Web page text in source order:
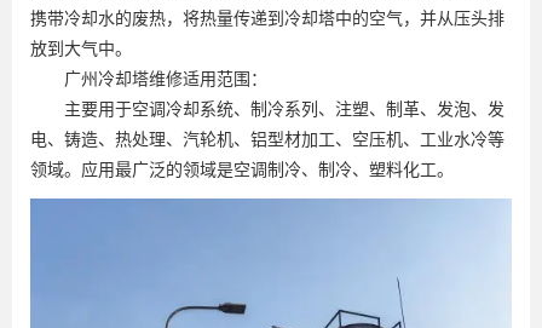
携带冷却水的废热，将热量传递到冷却塔中的空气，并从压头排
放到大气中。
广州冷却塔维修适用范围：
主要用于空调冷却系统、制冷系列、注塑、制革、发泡、发
电、铸造、热处理、汽轮机、铝型材加工、空压机、工业水冷等
领域。应用最广泛的领域是空调制冷、制冷、塑料化工。